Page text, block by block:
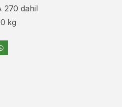
270 dahil
kg